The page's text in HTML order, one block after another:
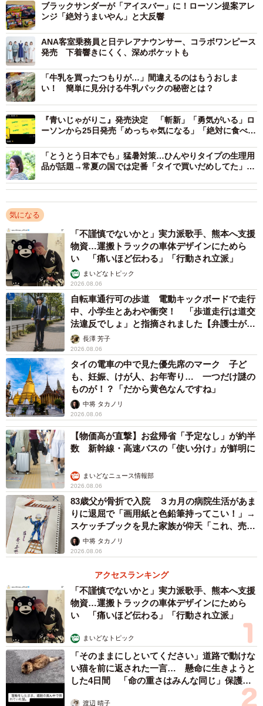
3/3
2026年1月中旬以降、現在CLUB JT オンラインショップで
販売している「セブンスター・ボールド・ブラック」とと
もに、全国の一部たばこ販売店でも取り扱いが始まる。価
格は20本入りボックスで600円。
ブラックサンダーが「アイスバー」に！ローソン提案アレ
ンジ「絶対うまいやん」と大反響
ANA客室乗務員と日テレアナウンサー、コラボワンピース
発売 下着響きにくく、深めポケットも
「牛乳を買ったつもりが…」間違えるのはもうおしま
い！ 簡単に見分ける牛乳パックの秘密とは？
『青いじゃがりこ』発売決定 「斬新」「勇気がいる」ロ
ーソンから25日発売「めっちゃ気になる」「絶対に食べた
「とうとう日本でも」猛暑対策…ひんやりタイプの生理用
品が話題→常夏の国では定番「タイで買いだめしてた」
気になる
「不謹慎でないかと」実力派歌手、熊本へ支援
物資…運搬トラックの車体デザインにためら
い 「痛いほど伝わる」「行動され立派」
まいどなトピック
2026.08.06
自転車通行可の歩道 電動キックボードで走行
中、小学生とあわや衝突！ 「歩道走行は道交
法違反でしょ」と指摘されました【弁護士が解
説】長澤 芳子
2026.08.06
タイの電車の中で見た優先席のマーク 子ど
も、妊娠、けが人、お年寄り… 一つだけ謎の
ものが！？「だから黄色なんですね」
中将 タカノリ
2026.08.06
【物価高が直撃】お盆帰省「予定なし」が約半
数 新幹線・高速バスの「使い分け」が鮮明に
まいどなニュース情報部
2026.08.06
83歳父が骨折で入院 ３カ月の病院生活があま
りに退屈で「画用紙と色鉛筆持ってこい！」→
スケッチブックを見た家族が仰天「これ、売れ
ますよ…」
中将 タカノリ
2026.08.06
アクセスランキング
「不謹慎でないかと」実力派歌手、熊本へ支援
物資…運搬トラックの車体デザインにためら
い 「痛いほど伝わる」「行動され立派」
まいどなトピック
「そのままにしといてください」道路で動けな
い猫を前に返された一言… 懸命に生きようと
した4日間 「命の重さはみんな同じ」保護団
渡辺 晴子